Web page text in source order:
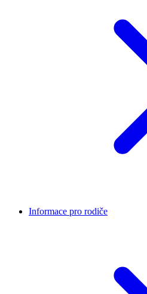
Informace pro rodiče